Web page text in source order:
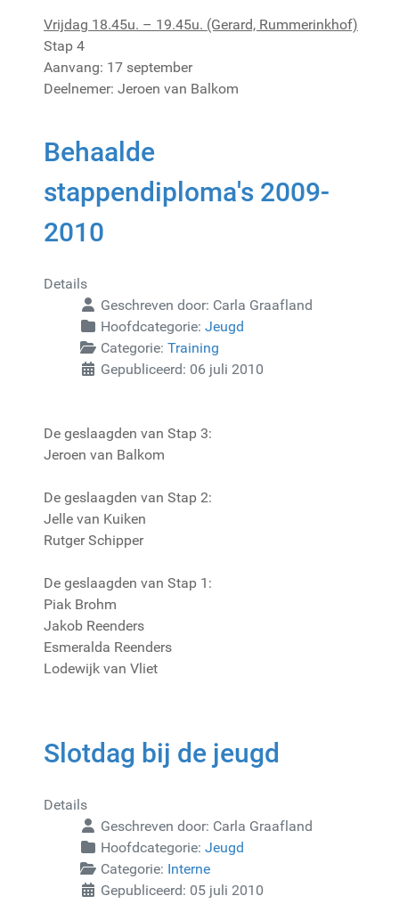
Vrijdag 18.45u. – 19.45u. (Gerard, Rummerinkhof)
Stap 4
Aanvang: 17 september
Deelnemer: Jeroen van Balkom
Behaalde
stappendiploma's 2009-
2010
Details
Geschreven door: Carla Graafland
Hoofdcategorie: Jeugd
Categorie: Training
Gepubliceerd: 06 juli 2010
De geslaagden van Stap 3:
Jeroen van Balkom
De geslaagden van Stap 2:
Jelle van Kuiken
Rutger Schipper
De geslaagden van Stap 1:
Piak Brohm
Jakob Reenders
Esmeralda Reenders
Lodewijk van Vliet
Slotdag bij de jeugd
Details
Geschreven door: Carla Graafland
Hoofdcategorie: Jeugd
Categorie: Interne
Gepubliceerd: 05 juli 2010